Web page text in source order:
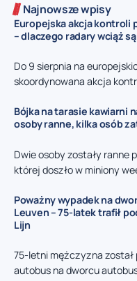
Najnowsze wpisy
Europejska akcja kontroli
– dlaczego radary wciąż
Do 9 sierpnia na
skoordynowana akcja
Bójka na tarasie kawiarni
osoby ranne, kilka osób
Dwie osoby zostały ranne
której doszło w miniony
Poważny wypadek na
Leuven – 75-latek trafił
Lijn
75-letni mężczyzna
autobus na dworcu